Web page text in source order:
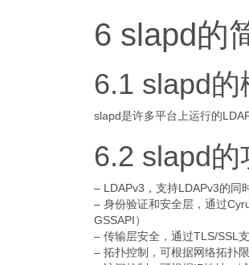
6 slapd的
6.1 slapd的
slapd是许多平台上运行的
6.2 slapd
– LDAPv3，支持LDAPv3的同
– 身份验证和安全层，通过
GSSAPI）
– 传输层安全，通过TLS/SSL
– 拓扑控制，可根据网络拓扑